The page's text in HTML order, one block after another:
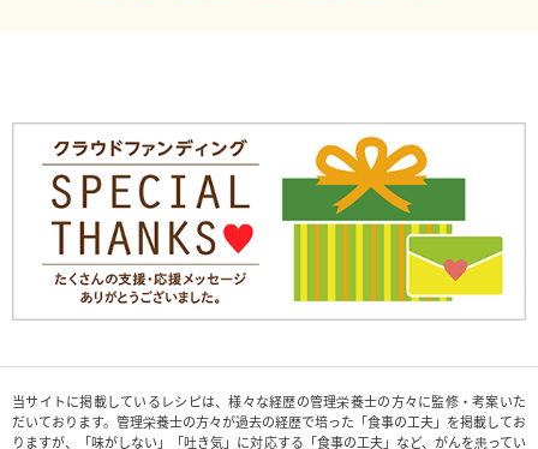
当サイトに掲載しているレシピは、様々な経歴の管理栄養士の方々に監修・考案いた
だいております。管理栄養士の方々が過去の経歴で培った「食事の工夫」を掲載してお
りますが、「味がしない」「吐き気」に対応する「食事の工夫」など、がんを患ってい